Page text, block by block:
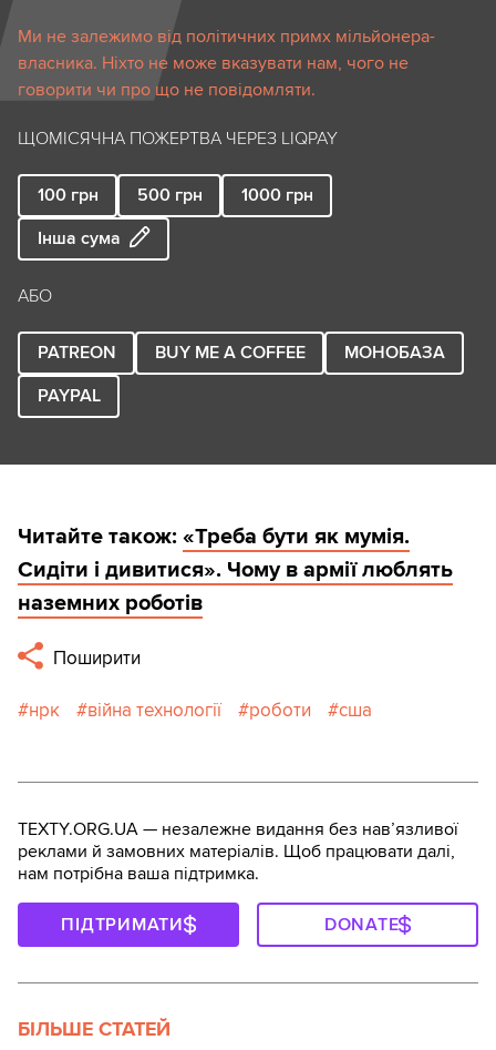
Ми не залежимо від політичних примх мільйонера-
власника. Ніхто не може вказувати нам, чого не
говорити чи про що не повідомляти.
ЩОМІСЯЧНА ПОЖЕРТВА ЧЕРЕЗ LIQPAY
100 грн 500 грн 1000 грн
Інша сума
АБО
PATREON BUY ME A COFFEE
МОНОБАЗА
PAYPAL
Читайте також: «Треба бути як мумія.
Сидіти і дивитися». Чому в армії люблять
наземних роботів
Поширити
нрк війна технології роботи сша
TEXTY.ORG.UA — незалежне видання без навʼязливої
реклами й замовних матеріалів. Щоб працювати далі,
нам потрібна ваша підтримка.
ПІДТРИМАТИ DONATE
БІЛЬШЕ СТАТЕЙ